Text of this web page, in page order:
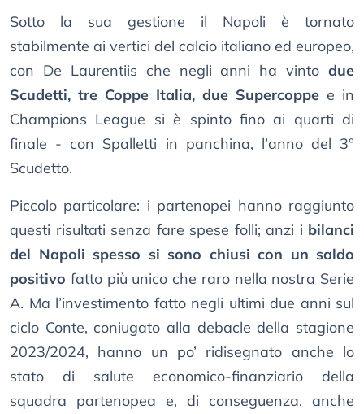
Sotto la sua gestione il Napoli è tornato
stabilmente ai vertici del calcio italiano ed europeo,
con De Laurentiis che negli anni ha vinto due
Scudetti, tre Coppe Italia, due Supercoppe e in
Champions League si è spinto fino ai quarti di
finale - con Spalletti in panchina, l’anno del 3°
Scudetto.
Piccolo particolare: i partenopei hanno raggiunto
questi risultati senza fare spese folli; anzi i bilanci
del Napoli spesso si sono chiusi con un saldo
positivo fatto più unico che raro nella nostra Serie
A. Ma l’investimento fatto negli ultimi due anni sul
ciclo Conte, coniugato alla debacle della stagione
2023/2024, hanno un po’ ridisegnato anche lo
stato di salute economico-finanziario della
squadra partenopea e, di conseguenza, anche